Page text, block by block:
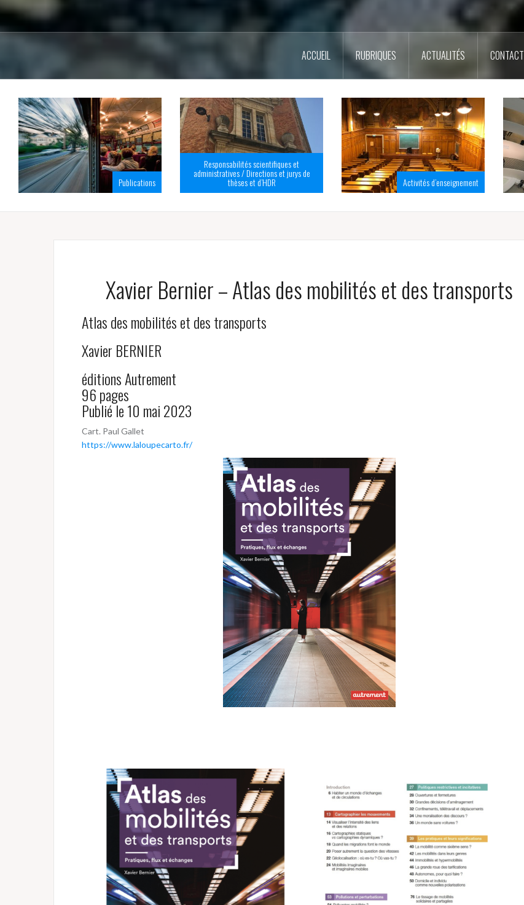
ACCUEIL RUBRIQUES ACTUALITÉS CONTACT
Publications
Responsabilités scientifiques et
administratives / Directions et jurys de
thèses et d’HDR Activités d’enseignement
Xavier Bernier – Atlas des mobilités et des transports
Atlas des mobilités et des transports
Xavier BERNIER
éditions Autrement
96 pages
Publié le 10 mai 2023
Cart. Paul Gallet
https://www.laloupecarto.fr/